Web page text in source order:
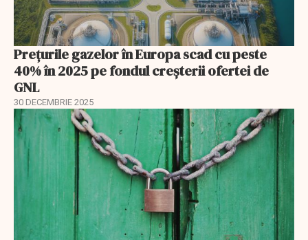
Prețurile gazelor în Europa scad cu peste
40% în 2025 pe fondul creșterii ofertei de
GNL
30 DECEMBRIE 2025